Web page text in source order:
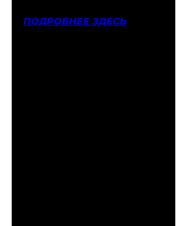
ПОДРОБНЕЕ ЗДЕСЬ